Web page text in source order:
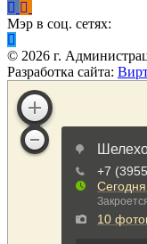
Мэр в соц. сетях:
© 2026 г.
Разработка сайта: